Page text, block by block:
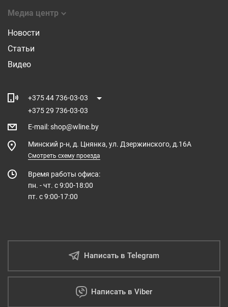
Медиа центр
Новости
Статьи
Видео
+375 44 736-03-03
+375 29 736-03-03
E-mail :shop@wline.by
Минский р-н, д. Цнянка, ул. Дзержинского, д.16А
Смотреть схему проезда
Время работы офиса:
пн. - чт. с 9:00-18:00
пт. с 9:00-17:00
Написать в Telegram
Написать в Viber